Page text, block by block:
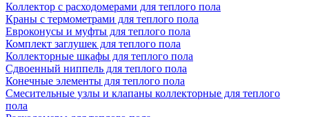
Коллектор с расходомерами для теплого пола
Краны с термометрами для теплого пола
Евроконусы и муфты для теплого пола
Комплект заглушек для теплого пола
Коллекторные шкафы для теплого пола
Сдвоенный ниппель для теплого пола
Конечные элементы для теплого пола
Смесительные узлы и клапаны коллекторные для теплого
пола